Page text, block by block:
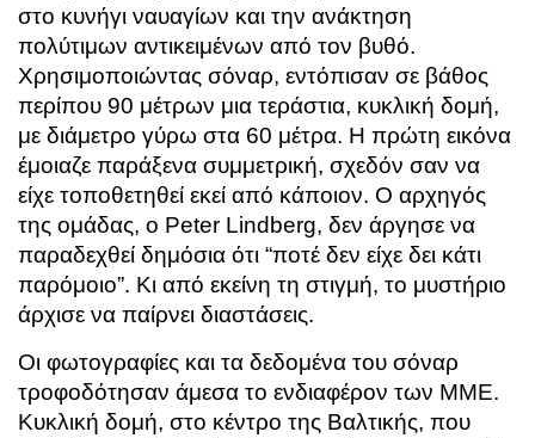
στο κυνήγι ναυαγίων και την ανάκτηση
πολύτιμων αντικειμένων από τον βυθό.
Χρησιμοποιώντας σόναρ, εντόπισαν σε βάθος
περίπου 90 μέτρων μια τεράστια, κυκλική δομή,
με διάμετρο γύρω στα 60 μέτρα. Η πρώτη εικόνα
έμοιαζε παράξενα συμμετρική, σχεδόν σαν να
είχε τοποθετηθεί εκεί από κάποιον. Ο αρχηγός
της ομάδας, ο Peter Lindberg, δεν άργησε να
παραδεχθεί δημόσια ότι “ποτέ δεν είχε δει κάτι
παρόμοιο”. Κι από εκείνη τη στιγμή, το μυστήριο
άρχισε να παίρνει διαστάσεις.
Οι φωτογραφίες και τα δεδομένα του σόναρ
τροφοδότησαν άμεσα το ενδιαφέρον των ΜΜΕ.
Κυκλική δομή, στο κέντρο της Βαλτικής, που